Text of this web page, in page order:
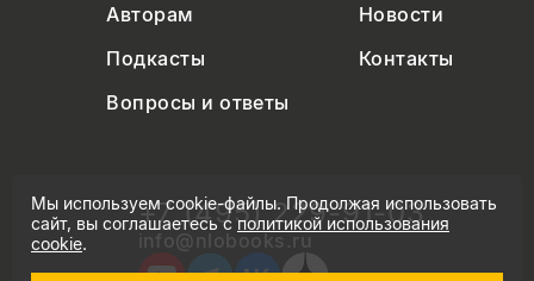
Авторам
Новости
Подкасты
Контакты
Вопросы и ответы
+7 (495) 229-91-03
info@nlobooks.ru
Мы используем cookie-файлы. Продолжая использовать
сайт, вы соглашаетесь сполитикой использования
cookie.